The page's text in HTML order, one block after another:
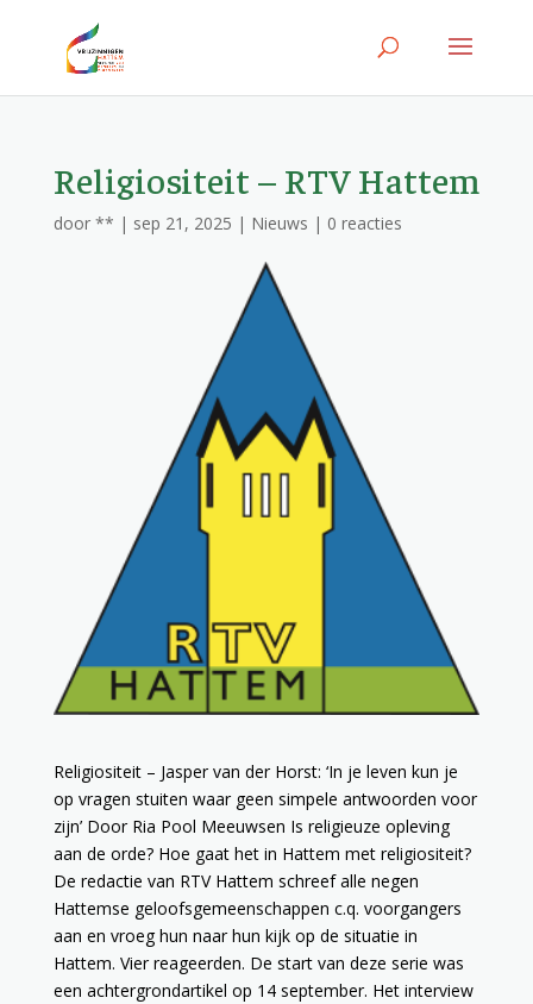
Religiositeit – RTV Hattem
door ** | sep 21, 2025 | Nieuws | 0 reacties
Religiositeit – Jasper van der Horst: ‘In je leven kun je
op vragen stuiten waar geen simpele antwoorden voor
zijn’ Door Ria Pool Meeuwsen Is religieuze opleving
aan de orde? Hoe gaat het in Hattem met religiositeit?
De redactie van RTV Hattem schreef alle negen
Hattemse geloofsgemeenschappen c.q. voorgangers
aan en vroeg hun naar hun kijk op de situatie in
Hattem. Vier reageerden. De start van deze serie was
een achtergrondartikel op 14 september. Het interview